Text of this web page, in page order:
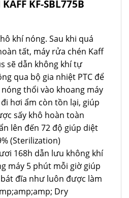
KF-SBL775B
khí nóng. Sau khi quá
tất, máy rửa chén Kaff
sẽ dẫn không khí tự
qua bộ gia nhiệt PTC để
thổi vào khoang máy
hơi ẩm còn tồn lại, giúp
sấy khô hoàn toàn
lên đến 72 độ giúp diệt
(Sterilization)
168h dẫn lưu không khí
máy 5 phút mỗi giờ giúp
đĩa như luôn được làm
Dry